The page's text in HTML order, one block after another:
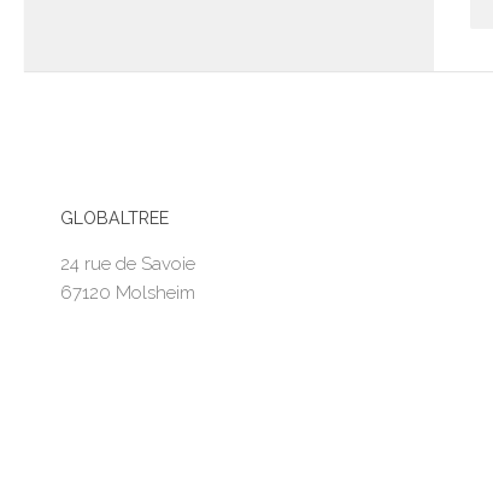
GLOBALTREE
24 rue de Savoie
67120 Molsheim